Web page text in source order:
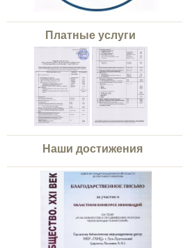
Платные услуги
Наши достижения